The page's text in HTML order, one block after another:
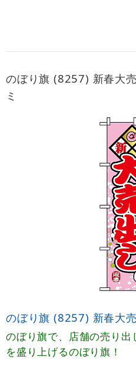
のぼり旗 (8257) 新春大
ミ
のぼり旗 (8257) 新春大
のぼり旗で、店舗の売り出
を盛り上げるのぼり旗！